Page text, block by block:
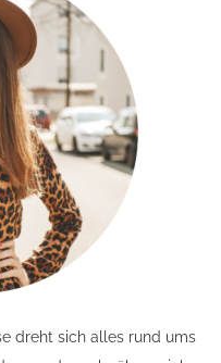
dreht sich alles rund ums